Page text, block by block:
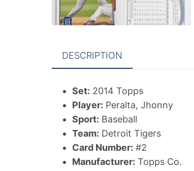
DESCRIPTION
Set: 2014 Topps
Player: Peralta, Jhonny
Sport: Baseball
Team: Detroit Tigers
Card Number: #2
Manufacturer: Topps Co.